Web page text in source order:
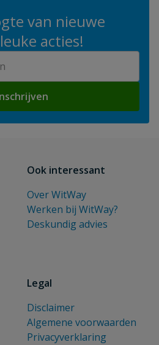
van nieuwe
acties!
Ook interessant
Over WitWay
Werken bij WitWay?
Deskundig advies
Legal
Disclaimer
Algemene voorwaarden
Privacyverklaring